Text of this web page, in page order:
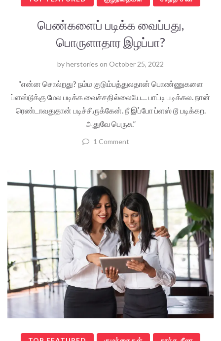
பெண்களைப் படிக்க வைப்பது,
பொருளாதார இழப்பா?
byherstories on October 25, 2022
“என்ன சொல்றது? நம்ம குடும்பத்துலதான் பொண்ணுகளை
ப்ளஸ்டூக்கு மேல படிக்க வைச்சதில்லையே… பாட்டி படிக்கல. நான்
ரெண்டாவதுதான் படிச்சிருக்கேன். நீ இப்போ ப்ளஸ் டூ படிக்கற.
அதுவே பெருசு.”
1 Comment